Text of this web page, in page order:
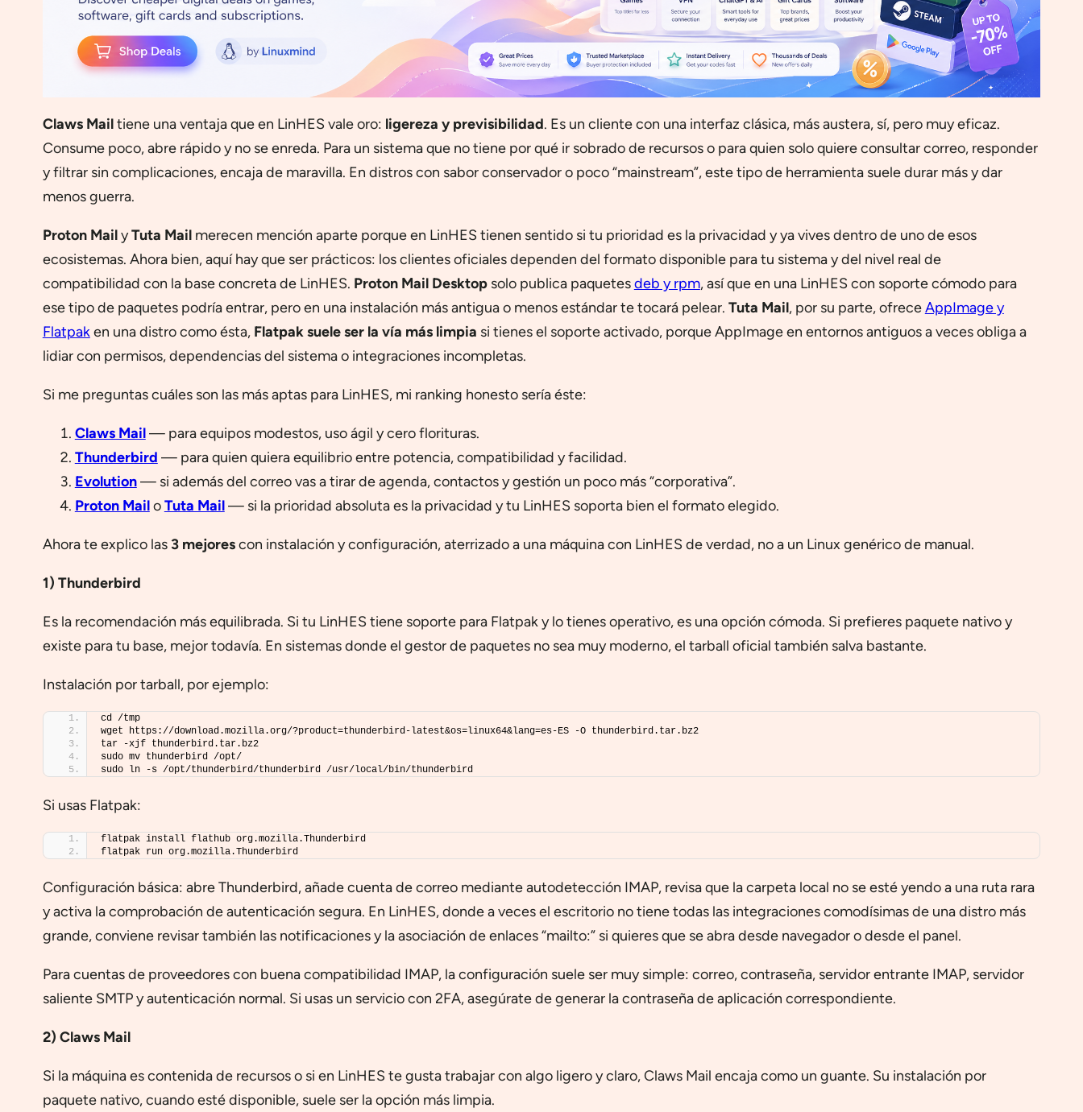
Claws Mailtiene una ventaja que en LinHES vale oro: ligereza y previsibilidad. Es un cliente con una interfaz clásica, más austera, sí, pero muy eficaz.
Consume poco, abre rápido y no se enreda. Para un sistema que no tiene por qué ir sobrado de recursos o para quien solo quiere consultar correo, responder
y filtrar sin complicaciones, encaja de maravilla. En distros con sabor conservador o poco “mainstream”, este tipo de herramienta suele durar más y dar
menos guerra.
Proton MailyTuta Mailmerecen mención aparte porque en LinHES tienen sentido si tu prioridad es la privacidad y ya vives dentro de uno de esos
ecosistemas. Ahora bien, aquí hay que ser prácticos: los clientes oficiales dependen del formato disponible para tu sistema y del nivel real de
compatibilidad con la base concreta de LinHES. Proton Mail Desktopsolo publica paquetesdeb y rpm, así que en una LinHES con soporte cómodo para
ese tipo de paquetes podría entrar, pero en una instalación más antigua o menos estándar te tocará pelear. Tuta Mail, por su parte, ofreceAppImage y
Flatpaken una distro como ésta, Flatpak suele ser la vía más limpia si tienes el soporte activado, porque AppImage en entornos antiguos a veces obliga a
lidiar con permisos, dependencias del sistema o integraciones incompletas.
Si me preguntas cuáles son las más aptas para LinHES, mi ranking honesto sería éste:
Claws Mail— para equipos modestos, uso ágil y cero florituras.
Thunderbird — para quien quiera equilibrio entre potencia, compatibilidad y facilidad.
Evolution— si además del correo vas a tirar de agenda, contactos y gestión un poco más “corporativa”.
Proton MailoTuta Mail— si la prioridad absoluta es la privacidad y tu LinHES soporta bien el formato elegido.
Ahora te explico las3 mejorescon instalación y configuración, aterrizado a una máquina con LinHES de verdad, no a un Linux genérico de manual.
1) Thunderbird
Es la recomendación más equilibrada. Si tu LinHES tiene soporte para Flatpak y lo tienes operativo, es una opción cómoda. Si prefieres paquete nativo y
existe para tu base, mejor todavía. En sistemas donde el gestor de paquetes no sea muy moderno, el tarball oficial también salva bastante.
Instalación por tarball, por ejemplo:
cd /tmp
wget https://download.mozilla.org/?product=thunderbird-latest&os=linux64&lang=es-ES -O thunderbird.tar.bz2
tar -xjf thunderbird.tar.bz2
sudo mv thunderbird /opt/
sudo ln -s /opt/thunderbird/thunderbird /usr/local/bin/thunderbird
Si usas Flatpak:
flatpak install flathub org.mozilla.Thunderbird
flatpak run org.mozilla.Thunderbird
Configuración básica: abre Thunderbird, añade cuenta de correo mediante autodetección IMAP, revisa que la carpeta local no se esté yendo a una ruta rara
y activa la comprobación de autenticación segura. En LinHES, donde a veces el escritorio no tiene todas las integraciones comodísimas de una distro más
grande, conviene revisar también las notificaciones y la asociación de enlaces “mailto:” si quieres que se abra desde navegador o desde el panel.
Para cuentas de proveedores con buena compatibilidad IMAP, la configuración suele ser muy simple: correo, contraseña, servidor entrante IMAP, servidor
saliente SMTP y autenticación normal. Si usas un servicio con 2FA, asegúrate de generar la contraseña de aplicación correspondiente.
2) Claws Mail
Si la máquina es contenida de recursos o si en LinHES te gusta trabajar con algo ligero y claro, Claws Mail encaja como un guante. Su instalación por
paquete nativo, cuando esté disponible, suele ser la opción más limpia.